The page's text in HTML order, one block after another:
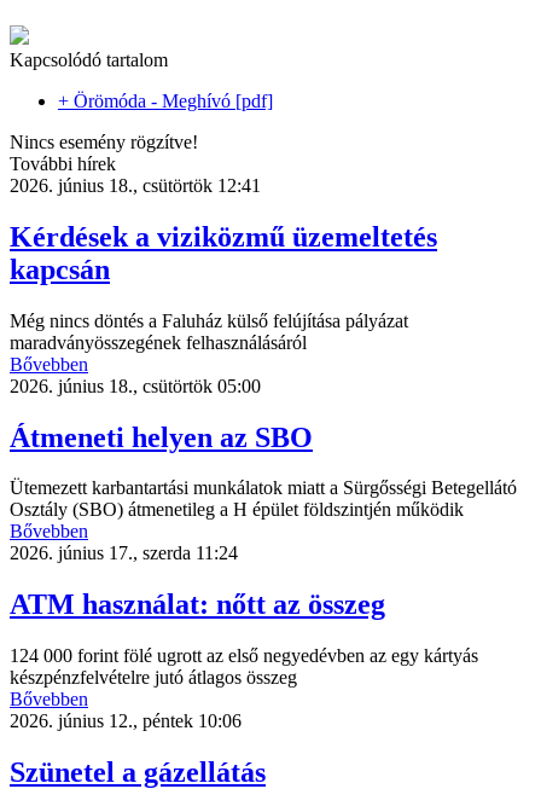
Kapcsolódó tartalom
+ Örömóda - Meghívó [pdf]
Nincs esemény rögzítve!
További hírek
2026. június 18., csütörtök 12:41
Kérdések a viziközmű üzemeltetés
kapcsán
Még nincs döntés a Faluház külső felújítása pályázat
maradványösszegének felhasználásáról
Bővebben
2026. június 18., csütörtök 05:00
Átmeneti helyen az SBO
Ütemezett karbantartási munkálatok miatt a Sürgősségi Betegellátó
Osztály (SBO) átmenetileg a H épület földszintjén működik
Bővebben
2026. június 17., szerda 11:24
ATM használat: nőtt az összeg
124 000 forint fölé ugrott az első negyedévben az egy kártyás
készpénzfelvételre jutó átlagos összeg
Bővebben
2026. június 12., péntek 10:06
Szünetel a gázellátás